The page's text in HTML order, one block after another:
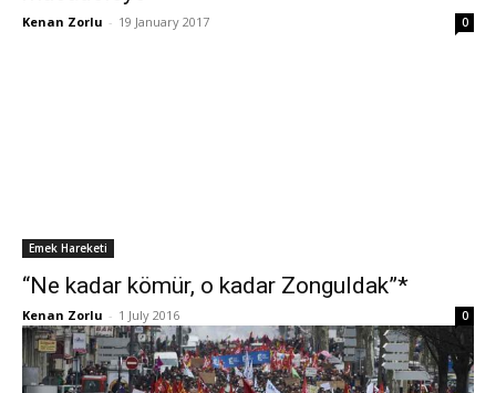
Kenan Zorlu - 19 January 2017 0
Emek Hareketi
“Ne kadar kömür, o kadar Zonguldak”*
Kenan Zorlu - 1 July 2016 0